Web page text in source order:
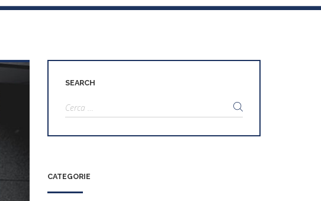
SEARCH
Ricerca
per:
CATEGORIE